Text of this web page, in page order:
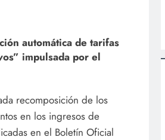
automática de tarifas
impulsada por el
recomposición de los
en los ingresos de
en el Boletín Oficial